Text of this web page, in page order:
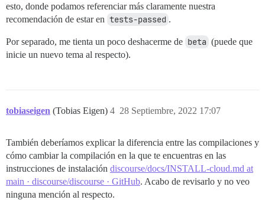
esto, donde podamos referenciar más claramente nuestra
recomendación de estar en tests-passed .
Por separado, me tienta un poco deshacerme de beta (puede que
inicie un nuevo tema al respecto).
tobiaseigen (Tobias Eigen) 28 Septiembre, 2022 17:07
4
También deberíamos explicar la diferencia entre las compilaciones y
cómo cambiar la compilación en la que te encuentras en las
instrucciones de instalación discourse/docs/INSTALL-cloud.md at
main · discourse/discourse · GitHub. Acabo de revisarlo y no veo
ninguna mención al respecto.